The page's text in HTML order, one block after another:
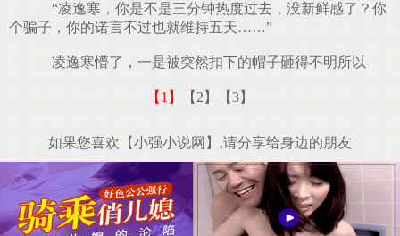
“凌逸寒，你是不是三分钟热度过去，没新鲜感了？你
个骗子，你的诺言不过也就维持五天……”
凌逸寒懵了，一是被突然扣下的帽子砸得不明所以
【1】 【2】 【3】
如果您喜欢【小强小说网】,请分享给身边的朋友